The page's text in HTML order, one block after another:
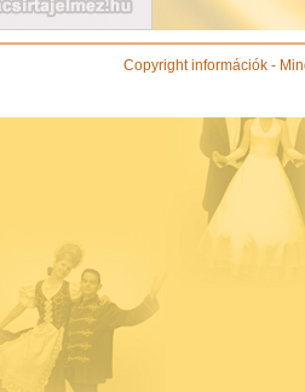
Copyright információk -